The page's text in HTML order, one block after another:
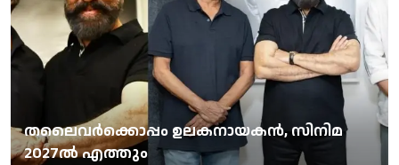
തലൈവര്‍ക്കൊപ്പം ഉലകനായകന്‍, സിനിമ
2027ല്‍ എത്തും